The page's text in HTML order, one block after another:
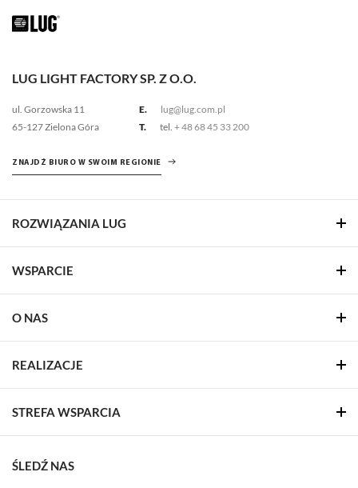
LUG LIGHT FACTORY SP. Z O.O.
ul. Gorzowska 11
65-127 Zielona Góra
E.
lug@lug.com.pl
T.
tel. + 48 68 45 33 200
ZNAJDŹ BIURO W SWOIM REGIONIE
ROZWIĄZANIA LUG
WSPARCIE
O NAS
REALIZACJE
STREFA WSPARCIA
ŚLEDŹ NAS